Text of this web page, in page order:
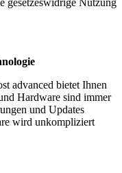
advanced bietet Ihnen
Hardware sind immer
und Updates
wird unkompliziert